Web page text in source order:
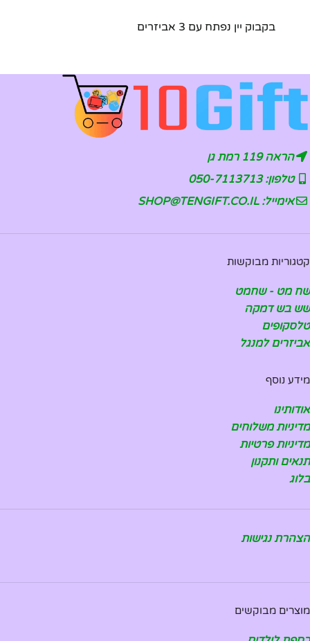
בקבוק יין נפתח עם 3 אביזרים
הראה 119 רמת גן
טלפון: 050-7113713
אימייל: SHOP@TENGIFT.CO.IL
קטגוריות מבוקשות
שח מט - שחמט
שש בש דמקה
טלסקופים
אביזרים למנגל
מידע נוסף
אודותינו
מדיניות משלוחים
מדיניות פרטיות
תנאים ותקנון
בלוג
הצהרת נגישות
מוצרים מבוקשים